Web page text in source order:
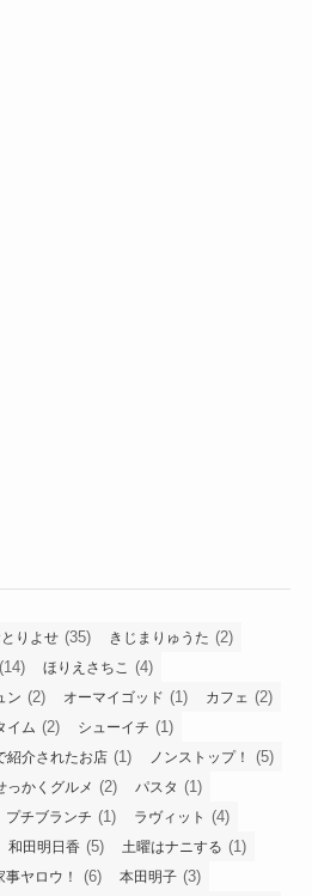
りよせ (35) きじまりゅうた (2)
(14) ほりえさちこ (4)
ン (2) オーマイゴッド (1) カフェ (2)
イム (2) シューイチ (1)
紹介されたお店 (1) ノンストップ！ (5)
っかくグルメ (2) パスタ (1)
プチブランチ (1) ラヴィット (4)
和田明日香 (5) 土曜はナニする (1)
事ヤロウ！ (6) 本田明子 (3)